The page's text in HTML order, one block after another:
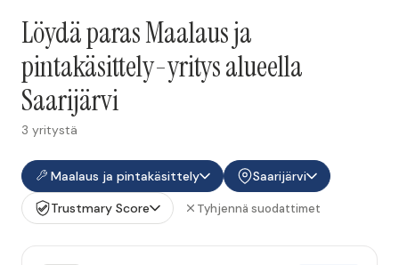
Löydä paras Maalaus ja
pintakäsittely-yritys alueella
Saarijärvi
3 yritystä
Maalaus ja pintakäsittely
Saarijärvi
Trustmary Score
Tyhjennä suodattimet